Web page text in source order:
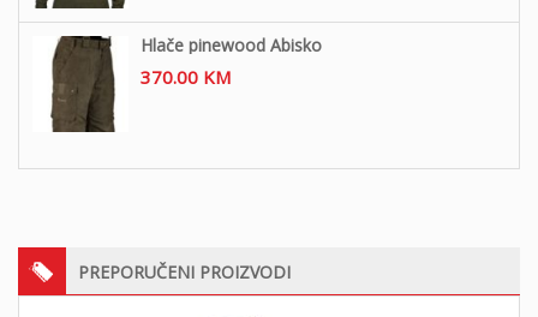
Hlače pinewood Abisko
370.00 KM
PREPORUČENI PROIZVODI